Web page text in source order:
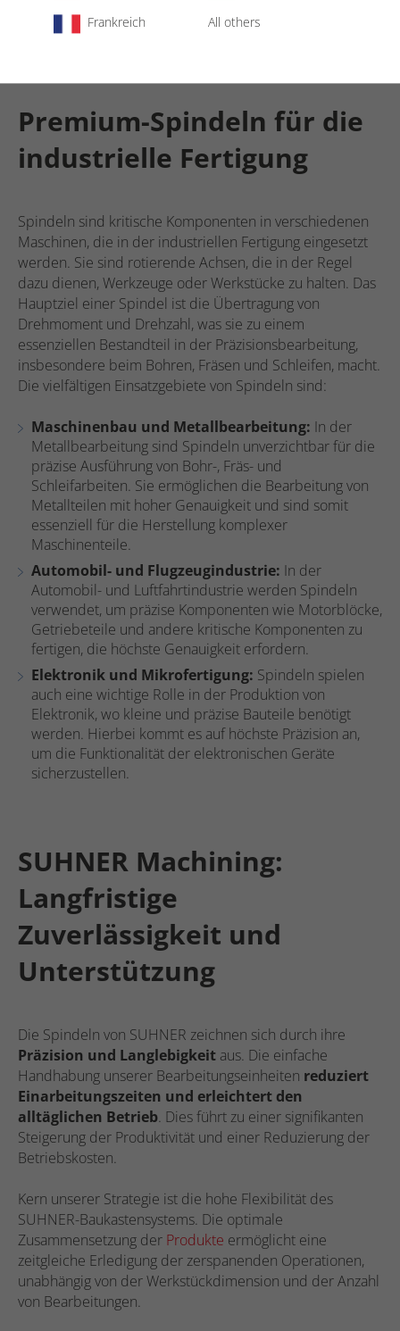
Jetzt endecken
Premium-Spindeln für die
industrielle Fertigung
Spindeln sind kritische Komponenten in verschiedenen
Maschinen, die in der industriellen Fertigung eingesetzt
werden. Sie sind rotierende Achsen, die in der Regel
dazu dienen, Werkzeuge oder Werkstücke zu halten. Das
Hauptziel einer Spindel ist die Übertragung von
Drehmoment und Drehzahl, was sie zu einem
essenziellen Bestandteil in der Präzisionsbearbeitung,
insbesondere beim Bohren, Fräsen und Schleifen, macht.
Die vielfältigen Einsatzgebiete von Spindeln sind:
Maschinenbau und Metallbearbeitung: In der
Metallbearbeitung sind Spindeln unverzichtbar für die
präzise Ausführung von Bohr-, Fräs- und
Schleifarbeiten. Sie ermöglichen die Bearbeitung von
Metallteilen mit hoher Genauigkeit und sind somit
essenziell für die Herstellung komplexer
Maschinenteile.
Automobil- und Flugzeugindustrie: In der
Automobil- und Luftfahrtindustrie werden Spindeln
verwendet, um präzise Komponenten wie Motorblöcke,
Getriebeteile und andere kritische Komponenten zu
fertigen, die höchste Genauigkeit erfordern.
Elektronik und Mikrofertigung: Spindeln spielen
auch eine wichtige Rolle in der Produktion von
Elektronik, wo kleine und präzise Bauteile benötigt
werden. Hierbei kommt es auf höchste Präzision an,
um die Funktionalität der elektronischen Geräte
sicherzustellen.
SUHNER Machining:
Langfristige
Zuverlässigkeit und
Unterstützung
Die Spindeln von SUHNER zeichnen sich durch ihre
Präzision und Langlebigkeit aus. Die einfache
Handhabung unserer Bearbeitungseinheiten reduziert
Einarbeitungszeiten und erleichtert den
alltäglichen Betrieb. Dies führt zu einer signifikanten
Steigerung der Produktivität und einer Reduzierung der
Betriebskosten.
Kern unserer Strategie ist die hohe Flexibilität des
SUHNER-Baukastensystems. Die optimale
Zusammensetzung der Produkte ermöglicht eine
zeitgleiche Erledigung der zerspanenden Operationen,
unabhängig von der Werkstückdimension und der Anzahl
von Bearbeitungen.
Frankreich All others